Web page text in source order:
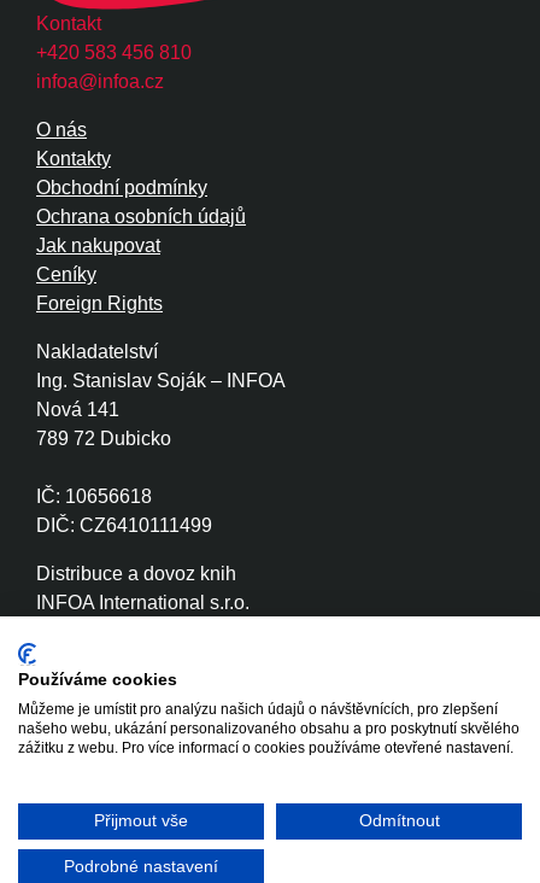
Kontakt
+420 583 456 810
infoa@infoa.cz
Nakladatelství
Ing. Stanislav Soják – INFOA
Nová 141
789 72 Dubicko
IČ: 10656618
DIČ: CZ6410111499
Distribuce a dovoz knih
INFOA International s.r.o.
IČ: 26870886
DIČ: CZ26870886
O nás
Kontakty
Obchodní podmínky
Ochrana osobních údajů
Jak nakupovat
Ceníky
Foreign Rights
Copyright © 2020 - 2026 INFOA
International s.r.o.
Tvorba www stránek
Používáme cookies
Můžeme je umístit pro analýzu našich údajů o návštěvnících, pro zlepšení
našeho webu, ukázání personalizovaného obsahu a pro poskytnutí skvělého
zážitku z webu. Pro více informací o cookies používáme otevřené nastavení.
Přijmout vše Odmítnout
Podrobné nastavení